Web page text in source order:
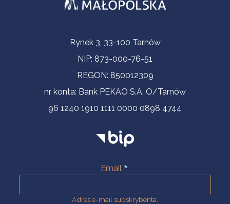
Informacje kontaktoweRynek 3, 33-100 Tarnów
NIP: 873-000-76-51
REGON: 850012309
nr konta: Bank PEKAO S.A. O/Tarnów
96 1240 1910 1111 0000 0898 4744
Email
Adres e-mail subskrybenta.